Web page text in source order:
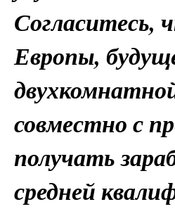
Согласитесь,
Европы,
совместно с
получать
средней